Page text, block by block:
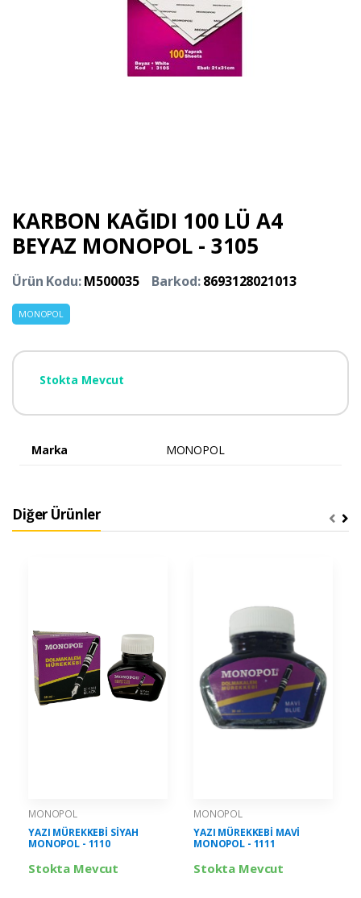
KARBON KAĞIDI 100 LÜ A4
BEYAZ MONOPOL - 3105
Ürün Kodu:M500035 Barkod:8693128021013
MONOPOL
Stokta Mevcut
Marka MONOPOL
Diğer Ürünler
MONOPOL
YAZI MÜREKKEBİ SİYAH
MONOPOL - 1110
Stokta Mevcut
MONOPOL
YAZI MÜREKKEBİ MAVİ
MONOPOL - 1111
Stokta Mevcut